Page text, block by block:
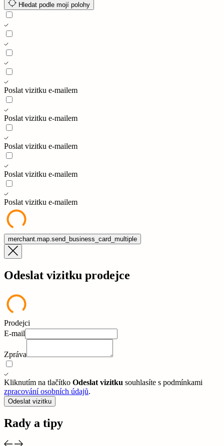
Hledat podle mojí polohy
Poslat vizitku e-mailem
Poslat vizitku e-mailem
Poslat vizitku e-mailem
Poslat vizitku e-mailem
Poslat vizitku e-mailem
merchant.map.send_business_card_multiple
Odeslat vizitku prodejce
Prodejci
E-mail
Zpráva
Kliknutím na tlačítko Odeslat vizitku souhlasíte s podmínkami
zpracování osobních údajů.
Odeslat vizitku
Rady a tipy